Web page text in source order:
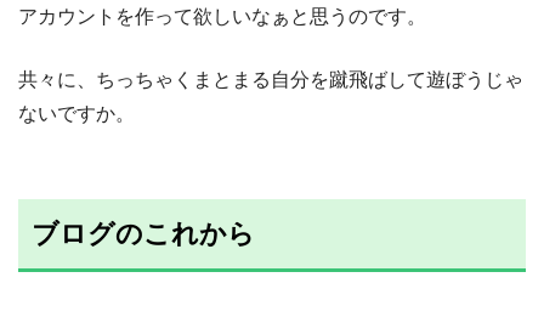
アカウントを作って欲しいなぁと思うのです。
共々に、ちっちゃくまとまる自分を蹴飛ばして遊ぼうじゃ
ないですか。
ブログのこれから